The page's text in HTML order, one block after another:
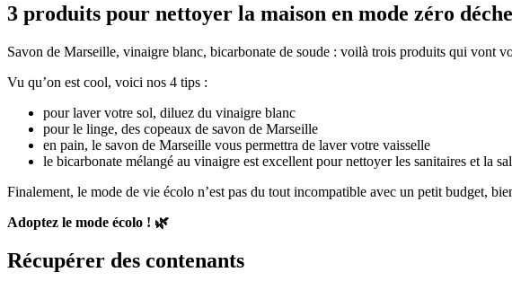
3 produits pour nettoyer la maison en mode zéro
Savon de Marseille, vinaigre blanc, bicarbonate de soude : voilà trois produits qui vont
Vu qu’on est cool, voici nos 4 tips :
pour laver votre sol, diluez du vinaigre blanc
pour le linge, des copeaux de savon de Marseille
en pain, le savon de Marseille vous permettra de laver votre vaisselle
le bicarbonate mélangé au vinaigre est excellent pour nettoyer les sanitaires et la
Finalement, le mode de vie écolo n’est pas du tout incompatible avec un petit budget,
Adoptez le mode écolo ! 🌿
Récupérer des contenants